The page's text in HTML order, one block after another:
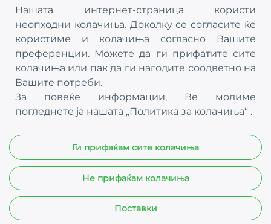
Newsletter
© 2024 КБ ИНВЕСТ АД Скопје. Сите права се задржани. |
Политика за колачиња|Политика за приватност
Изработено одSEMOS
Нашата интернет-страница користи
неопходни колачиња. Доколку се согласите ќе
користиме и колачиња согласно Вашите
преференции. Можете да ги прифатите сите
колачиња или пак да ги нагодите соодветно на
Вашите потреби.
За повеќе информации, Ве молиме
погледнете ја нашата „Политика за колачиња“ .
Ги прифаќам сите колачиња
Не прифаќам колачиња
Поставки